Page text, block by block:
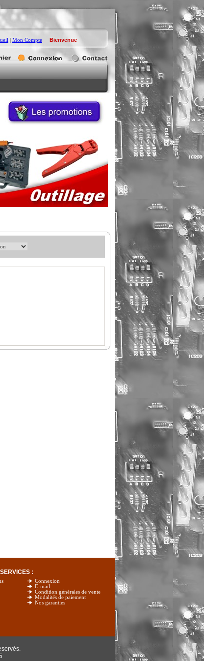
| Mon Compte Bienvenue
:
Connexion
E-mail
Condition générales de vente
Modalités de paiement
Nos garanties